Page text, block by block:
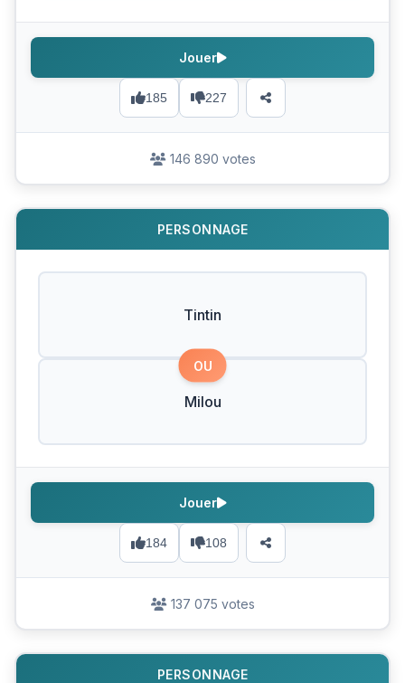
185 227
Jouer
146 890 votes
PERSONNAGE
Tintin
OU
Milou
184 108
Jouer
137 075 votes
PERSONNAGE